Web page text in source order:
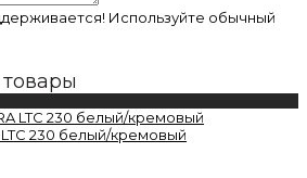
Используйте обычный
230 белый/кремовый